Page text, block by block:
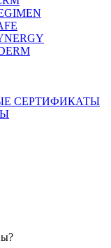
СЕРТИФИКАТЫ